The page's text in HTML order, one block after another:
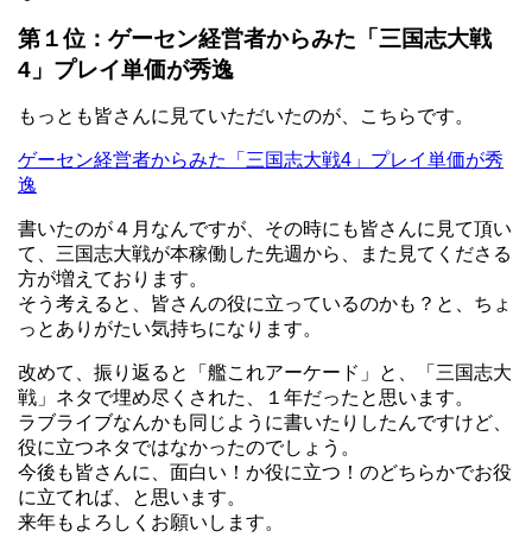
第１位：ゲーセン経営者からみた「三国志大戦
4」プレイ単価が秀逸
もっとも皆さんに見ていただいたのが、こちらです。
ゲーセン経営者からみた「三国志大戦4」プレイ単価が秀
逸
書いたのが４月なんですが、その時にも皆さんに見て頂い
て、三国志大戦が本稼働した先週から、また見てくださる
方が増えております。
そう考えると、皆さんの役に立っているのかも？と、ちょ
っとありがたい気持ちになります。
改めて、振り返ると「艦これアーケード」と、「三国志大
戦」ネタで埋め尽くされた、１年だったと思います。
ラブライブなんかも同じように書いたりしたんですけど、
役に立つネタではなかったのでしょう。
今後も皆さんに、面白い！か役に立つ！のどちらかでお役
に立てれば、と思います。
来年もよろしくお願いします。